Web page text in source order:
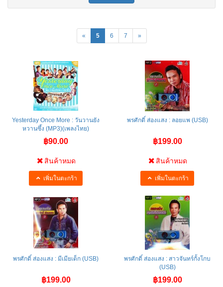
« 5 6 7 »
Yesterday Once More : วันวานยัง
หวานซึ้ง (MP3)(เพลงไทย)
฿90.00
สินค้าหมด
เพิ่มในตะกร้า
พรศักดิ์ ส่องแสง : ลอยแพ (USB)
฿199.00
สินค้าหมด
เพิ่มในตะกร้า
พรศักดิ์ ส่องแสง : มีเมียเด็ก (USB)
฿199.00
พรศักดิ์ ส่องแสง : สาวจันทร์กั้งโกบ
(USB)
฿199.00